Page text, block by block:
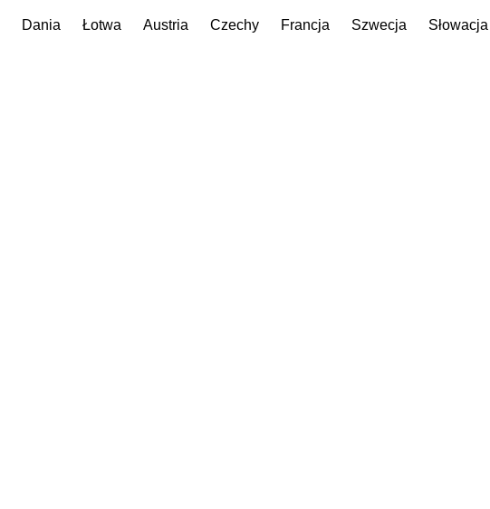
Dania Łotwa Austria Czechy Francja Szwecja
Słowacja